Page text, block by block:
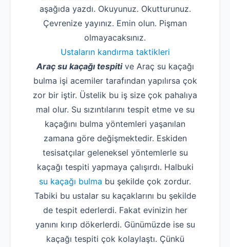
aşağıda yazdı. Okuyunuz. Okutturunuz.
Çevrenize yayınız. Emin olun. Pişman
olmayacaksınız.
Ustaların kandırma taktikleri
Araç su kaçağı tespitive Araç su kaçağı
bulma işi acemiler tarafından yapılırsa çok
zor bir iştir. Üstelik bu iş size çok pahalıya
mal olur. Su sızıntılarını tespit etme ve su
kaçağını bulma yöntemleri yaşanılan
zamana göre değişmektedir. Eskiden
tesisatçılar geleneksel yöntemlerle su
kaçağı tespiti yapmaya çalışırdı. Halbuki
su kaçağı bulma bu şekilde çok zordur.
Tabiki bu ustalar su kaçaklarını bu şekilde
de tespit ederlerdi. Fakat evinizin her
yanını kırıp dökerlerdi. Günümüzde ise su
kaçağı tespiti çok kolaylaştı. Çünkü